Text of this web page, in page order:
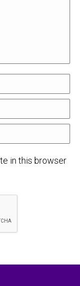
in this browser